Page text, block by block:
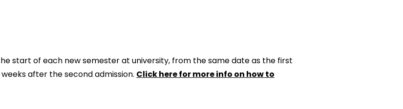
start of each new semester at university, from the same date as the first
after the second admission. Click here for more info on how to